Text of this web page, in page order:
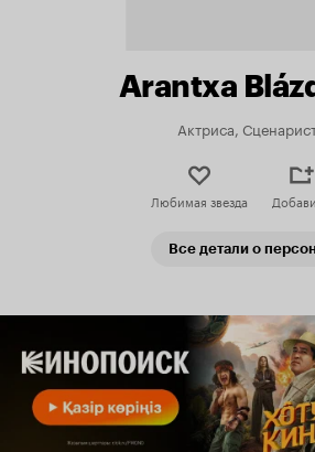
Arantxa
Актриса,
Любимая звезда
Все детали о